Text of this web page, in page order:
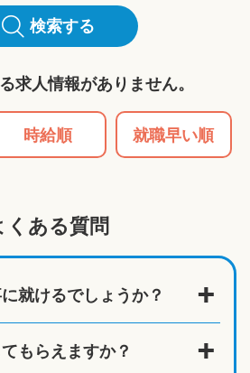
検索する
求人情報がありません。
時給順 就職早い順
くある質問
就けるでしょうか？
もらえますか？